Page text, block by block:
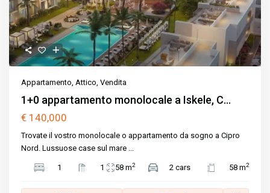
Appartamento,Attico,Vendita
1+0 appartamento monolocale a Iskele, C...
€ 140,000
Trovate il vostro monolocale o appartamento da sogno a Cipro
Nord. Lussuose case sul mare ...
1 1 58 m2 2 cars 58 m2